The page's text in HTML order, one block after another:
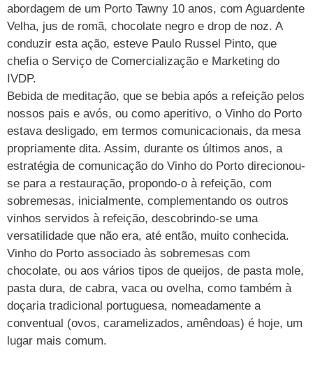
abordagem de um Porto Tawny 10 anos, com Aguardente
Velha, jus de romã, chocolate negro e drop de noz. A
conduzir esta ação, esteve Paulo Russel Pinto, que
chefia o Serviço de Comercialização e Marketing do
IVDP.
Bebida de meditação, que se bebia após a refeição pelos
nossos pais e avós, ou como aperitivo, o Vinho do Porto
estava desligado, em termos comunicacionais, da mesa
propriamente dita. Assim, durante os últimos anos, a
estratégia de comunicação do Vinho do Porto direcionou-
se para a restauração, propondo-o à refeição, com
sobremesas, inicialmente, complementando os outros
vinhos servidos à refeição, descobrindo-se uma
versatilidade que não era, até então, muito conhecida.
Vinho do Porto associado às sobremesas com
chocolate, ou aos vários tipos de queijos, de pasta mole,
pasta dura, de cabra, vaca ou ovelha, como também à
doçaria tradicional portuguesa, nomeadamente a
conventual (ovos, caramelizados, amêndoas) é hoje, um
lugar mais comum.